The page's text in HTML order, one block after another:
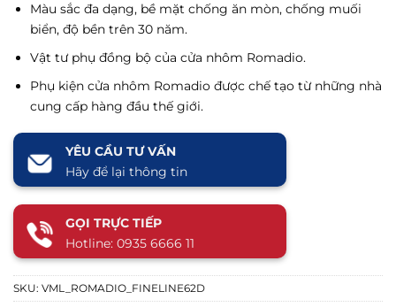
Màu sắc đa dạng, bề mặt chống ăn mòn, chống muối
biển, độ bền trên 30 năm.
Vật tư phụ đồng bộ của cửa nhôm Romadio.
Phụ kiện cửa nhôm Romadio được chế tạo từ những nhà
cung cấp hàng đầu thế giới.
YÊU CẦU TƯ VẤN
Hãy để lại thông tin
GỌI TRỰC TIẾP
Hotline: 0935 6666 11
SKU: VML_ROMADIO_FINELINE62D